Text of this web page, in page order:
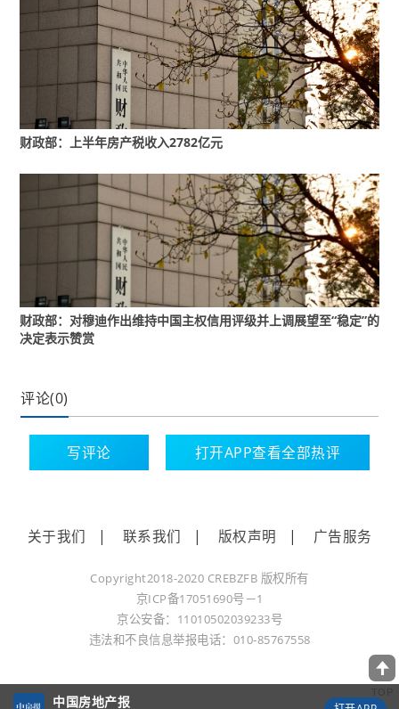
财政部：上半年房产税收入2782亿元
财政部：对穆迪作出维持中国主权信用评级并上调展望至“稳定”的
决定表示赞赏
评论(0)
写评论 打开APP查看全部热评
关于我们 | 联系我们 | 版权声明 | 广告服务
Copyright2018-2020 CREBZFB 版权所有
京ICP备17051690号－1
京公安备：11010502039233号
违法和不良信息举报电话：010-85767558
中国房地产报